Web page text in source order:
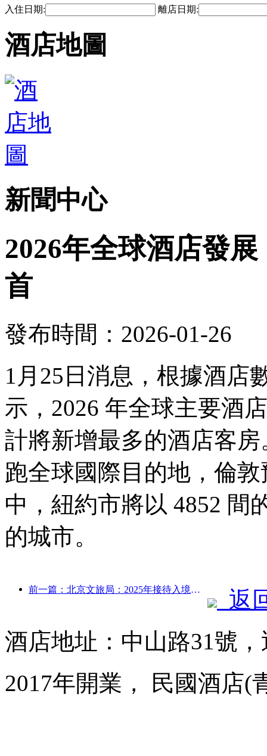
入住日期: 離店日期:
酒店地圖
新聞中心
2026年全球酒店發
首
發布時間：2026-01-26
1月25日消息，根據酒店
示，2026 年全球主要酒
計將新增最多的酒店客
跑全球國際目的地，倫
中，紐約市將以 4852 間
的城市。
前一篇：北京文旅局：2025年接待入境游客548萬人次，同比增長39%
返
酒店地址：中山路31號
2017年開業， 民國酒